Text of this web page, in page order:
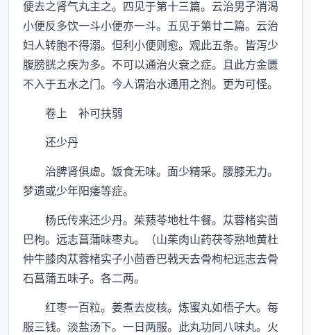
便去之肾气丸主之。四见于第十三篇。云治男子消渴
小便反多饮一斗小便亦一斗。五见于第廿二篇。云治
妇人转胞不得溺。但利小便则愈。观此五条。皆泻少
腹膀胱之疾为多。不可以通治火衰之症。且此方金匮
不入于五水之门。今人谓治水通用之剂。更为可怪。
卷上 补可扶弱
还少丹
治脾肾俱虚。饭食无味。面少精采。腰膝无力。
梦遗或少年阳痿等症。
杨氏传来还少丹。茱蓣苓地杜牛餐。苁蓉楮实茴
巴枸。远志菖蒲味枣丸。（山茱肉山药茯苓熟地黄杜
仲牛膝肉苁蓉楮实子小茴香巴戟天去骨枸杞远志去骨
石菖蒲五味子。各二两。
红枣一百粒。姜煮去皮核。炼蜜丸如梧子大。每
服三钱。淡盐汤下。一日两服。此丸功同八味丸。火